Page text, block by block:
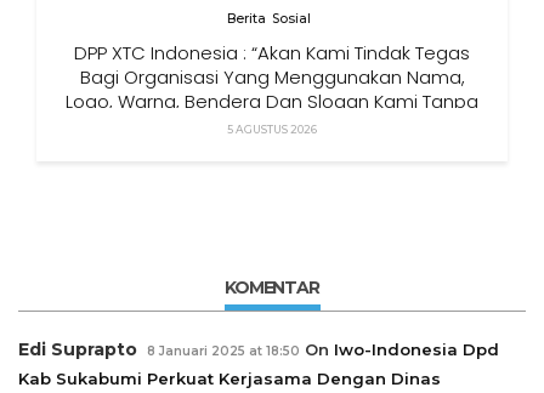
Berita Sosial
DPP XTC Indonesia : “Akan Kami Tindak Tegas
Bagi Organisasi Yang Menggunakan Nama,
Logo, Warna, Bendera Dan Slogan Kami Tanpa
Izin”
5 AGUSTUS 2026
KOMENTAR
Edi Suprapto 8 Januari 2025 at 18:50 On Iwo-Indonesia Dpd
Kab Sukabumi Perkuat Kerjasama Dengan Dinas